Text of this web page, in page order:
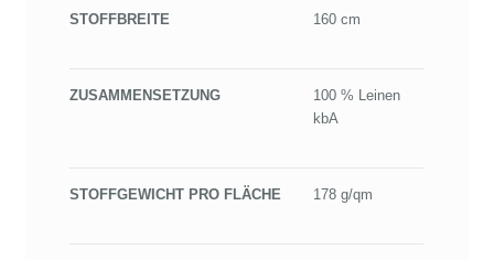
STOFFBREITE 160 cm
ZUSAMMENSETZUNG
100 % Leinen
kbA
STOFFGEWICHT PRO FLÄCHE 178 g/qm